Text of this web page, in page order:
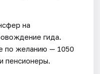
на
гида.
по желанию — 1050
пенсионеры.